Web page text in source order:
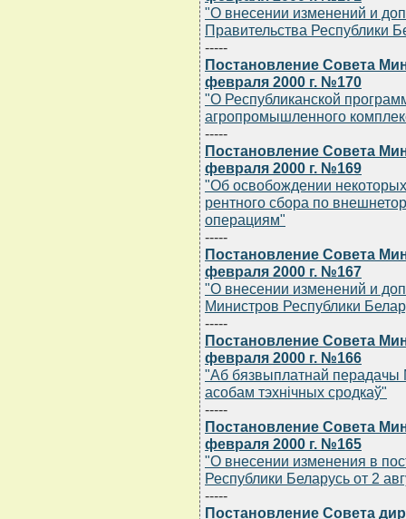
"О внесении изменений и
Правительства Республики
-----
Постановление Совета
февраля 2000 г. №170
"О Республиканской
агропромышленного
-----
Постановление Совета
февраля 2000 г. №169
"Об освобождении
рентного сбора по
операциям"
-----
Постановление Совета
февраля 2000 г. №167
"О внесении изменений и
Министров Республики
-----
Постановление Совета
февраля 2000 г. №166
"Аб бязвыплатнай
асобам тэхнiчных сродкаў"
-----
Постановление Совета
февраля 2000 г. №165
"О внесении изменения в
Республики Беларусь от 2
-----
Постановление Совета